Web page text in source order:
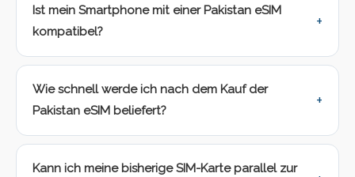
Ist mein Smartphone mit einer Pakistan eSIM
kompatibel?
Wie schnell werde ich nach dem Kauf der
Pakistan eSIM beliefert?
Kann ich meine bisherige SIM-Karte parallel zur